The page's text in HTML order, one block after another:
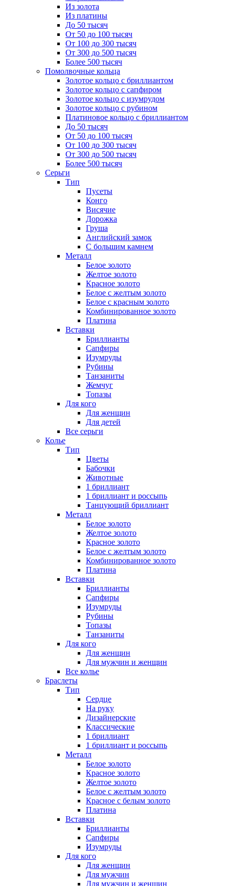
Из золота
Из платины
До 50 тысяч
От 50 до 100 тысяч
От 100 до 300 тысяч
От 300 до 500 тысяч
Более 500 тысяч
Помолвочные кольца
Золотое кольцо с бриллиантом
Золотое кольцо с сапфиром
Золотое кольцо с изумрудом
Золотое кольцо с рубином
Платиновое кольцо с бриллиантом
До 50 тысяч
От 50 до 100 тысяч
От 100 до 300 тысяч
От 300 до 500 тысяч
Более 500 тысяч
Серьги
Тип
Пусеты
Конго
Висячие
Дорожка
Груша
Английский замок
С большим камнем
Металл
Белое золото
Желтое золото
Красное золото
Белое с желтым золото
Белое с красным золото
Комбинированное золото
Платина
Вставки
Бриллианты
Сапфиры
Изумруды
Рубины
Танзаниты
Жемчуг
Топазы
Для кого
Для женщин
Для детей
Все серьги
Колье
Тип
Цветы
Бабочки
Животные
1 бриллиант
1 бриллиант и россыпь
Танцующий бриллиант
Металл
Белое золото
Желтое золото
Красное золото
Белое с желтым золото
Комбинированное золото
Платина
Вставки
Бриллианты
Сапфиры
Изумруды
Рубины
Топазы
Танзаниты
Для кого
Для женщин
Для мужчин и женщин
Все колье
Браслеты
Тип
Сердце
На руку
Дизайнерские
Классические
1 бриллиант
1 бриллиант и россыпь
Металл
Белое золото
Красное золото
Желтое золото
Белое с желтым золото
Красное с белым золото
Платина
Вставки
Бриллианты
Сапфиры
Изумруды
Для кого
Для женщин
Для мужчин
Для мужчин и женщин